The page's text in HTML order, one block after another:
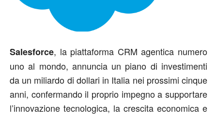
Salesforce, la piattaforma CRM agentica numero
uno al mondo, annuncia un piano di investimenti
da un miliardo di dollari in Italia nei prossimi cinque
anni, confermando il proprio impegno a supportare
l’innovazione tecnologica, la crescita economica e